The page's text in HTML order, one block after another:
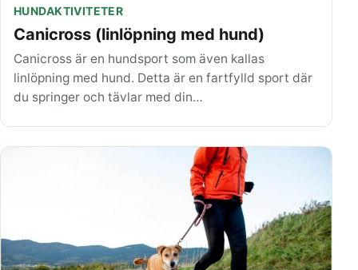
HUNDAKTIVITETER
Canicross (linlöpning med hund)
Canicross är en hundsport som även kallas
linlöpning med hund. Detta är en fartfylld sport där
du springer och tävlar med din…